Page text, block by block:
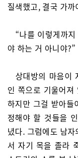
질색했고, 결국 가
“나를 이렇게까
야 하는 거 아니야?”
상대방의 마음이
인 쪽으로 기울어
하지만 그걸 받아들
정해야 할 것들을
녔다. 그럼에도 남
서 자기 목을 졸라